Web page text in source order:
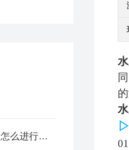
户外便携式水质检测仪器怎么进行选择